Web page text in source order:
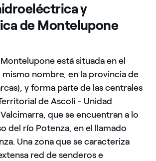
y
de Montelupone
está situada en el
nombre, en la provincia de
y forma parte de las centrales
de Ascoli - Unidad
que se encuentran a lo
del río Potenza, en el llamado
Una zona que se caracteriza
red de senderos e